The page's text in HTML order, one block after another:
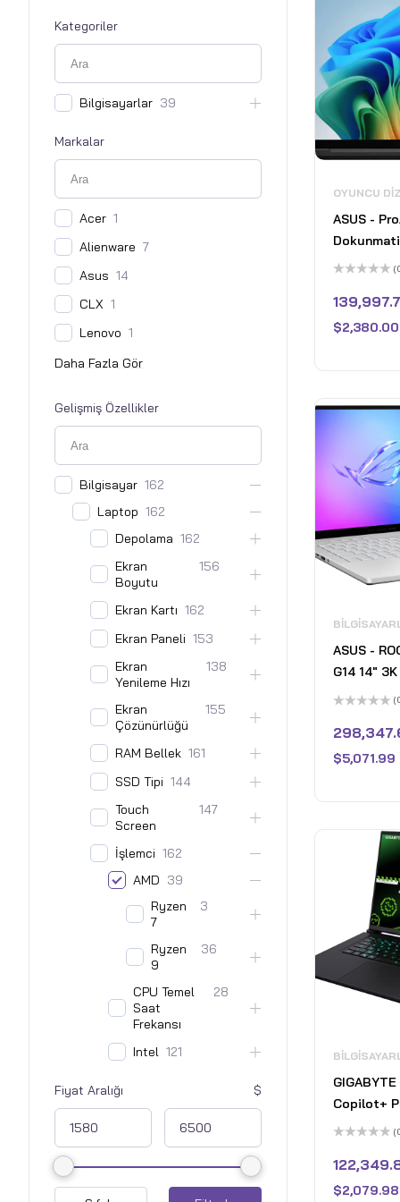
Kategoriler
Bilgisayarlar 39
Markalar
Acer 1
Alienware 7
Asus 14
CLX 1
Lenovo 1
Gelişmiş Özellikler
Bilgisayar 162
Laptop 162
Depolama 162
Ekran
Boyutu
156
Ekran Kartı 162
Ekran Paneli 153
Ekran
Yenileme Hızı
138
Ekran
Çözünürlüğü
155
RAM Bellek 161
SSD Tipi 144
Touch
Screen
147
İşlemci 162
AMD 39
Ryzen
7
3
Ryzen
9
36
CPU Temel
Saat
Frekansı
28
Intel 121
Fiyat Aralığı
OYUNCU
ASUS -
Dizüstü
Ryzen AI 9
32GB
üzerinden
0
aldı
$2,380.00
ASUS -
G14 14"
Gaming
Ryzen AI 9
RAM -
üzerinden
0
aldı
$5,071.99
Copilot+
2560×1600
SSD -
GeForce
üzerinden
0
aldı
$2,079.98